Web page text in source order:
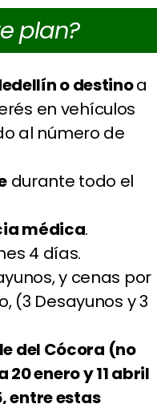
plan?
o destinoa
en vehículos
al número de
durante todo el
médica.
4 días.
y cenas por
(3 Desayunos y 3
del Cócora (no
enero y 11 abril
entre estas